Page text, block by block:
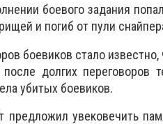
боевого задания
и погиб от пули
боевиков стало известно,
долгих переговоров
убитых боевиков.
предложил увековечить